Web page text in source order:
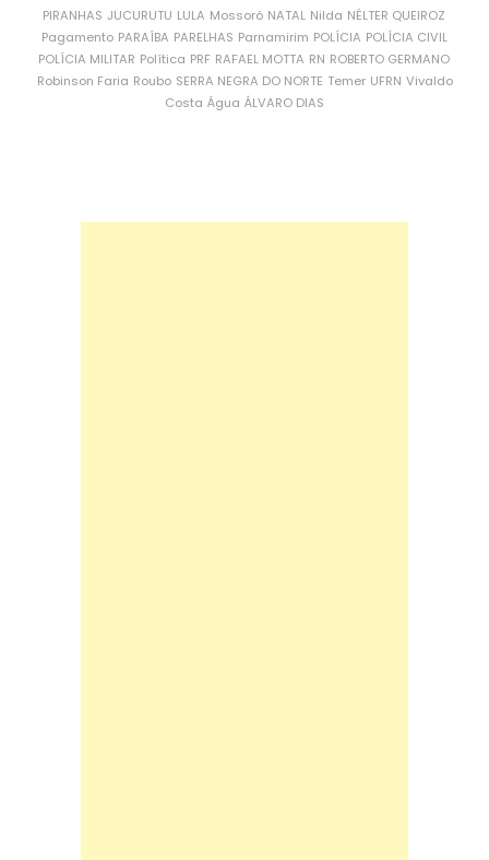
PIRANHAS JUCURUTU LULA Mossoró NATAL Nilda NÉLTER QUEIROZ
Pagamento PARAÍBA PARELHAS Parnamirim POLÍCIA POLÍCIA CIVIL
POLÍCIA MILITAR Política PRF RAFAEL MOTTA RN ROBERTO GERMANO
Robinson Faria Roubo SERRA NEGRA DO NORTE Temer UFRN Vivaldo
Costa Água ÁLVARO DIAS